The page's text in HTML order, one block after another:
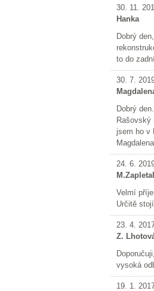
30. 11.
Hanka
Dobrý
to do
30. 7.
Dobrý
Rašovský
jsem ho v
24. 6.
Velmí
Určitě
23. 4.
Z.
vysoká
19. 1.